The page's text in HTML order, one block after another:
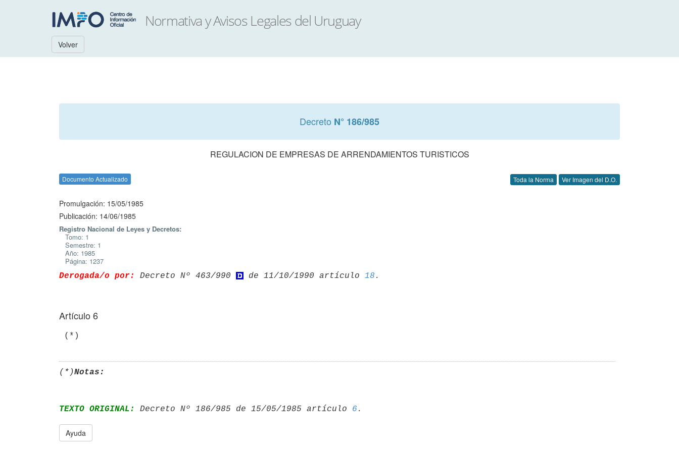
Volver
Decreto N° 186/985
REGULACION DE EMPRESAS DE ARRENDAMIENTOS TURISTICOS
Documento Actualizado Toda la Norma Ver Imagen del D.O.
Promulgación: 15/05/1985
Publicación: 14/06/1985
Registro Nacional de Leyes y Decretos:
Tomo: 1
Semestre: 1
Año: 1985
Página: 1237
Derogada/o por: Decreto Nº 463/990 de 11/10/1990 artículo 18
Artículo 6
(*)Notas:
TEXTO ORIGINAL: Decreto Nº 186/985 de 15/05/1985 artículo 6
Ayuda